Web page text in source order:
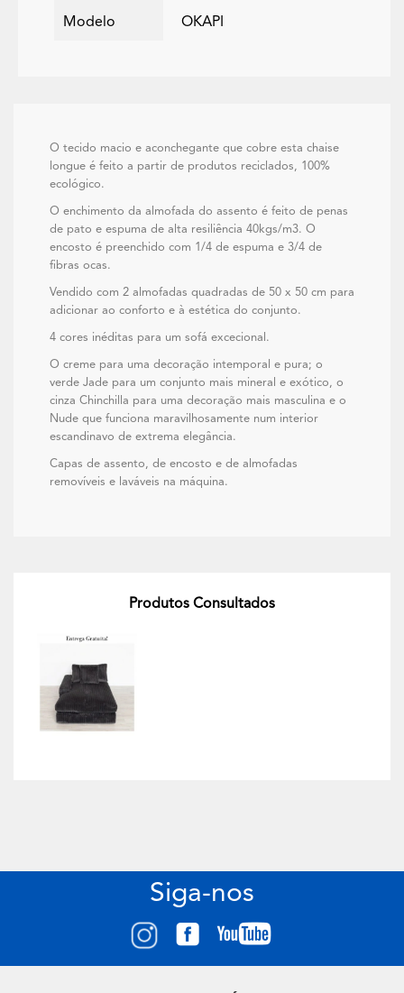
Modelo OKAPI
O tecido macio e aconchegante que cobre esta chaise
longue é feito a partir de produtos reciclados, 100%
ecológico.
O enchimento da almofada do assento é feito de penas
de pato e espuma de alta resiliência 40kgs/m3. O
encosto é preenchido com 1/4 de espuma e 3/4 de
fibras ocas.
Vendido com 2 almofadas quadradas de 50 x 50 cm para
adicionar ao conforto e à estética do conjunto.
4 cores inéditas para um sofá excecional.
O creme para uma decoração intemporal e pura; o
verde Jade para um conjunto mais mineral e exótico, o
cinza Chinchilla para uma decoração mais masculina e o
Nude que funciona maravilhosamente num interior
escandinavo de extrema elegância.
Capas de assento, de encosto e de almofadas
removíveis e laváveis na máquina.
Produtos Consultados
Siga-nos